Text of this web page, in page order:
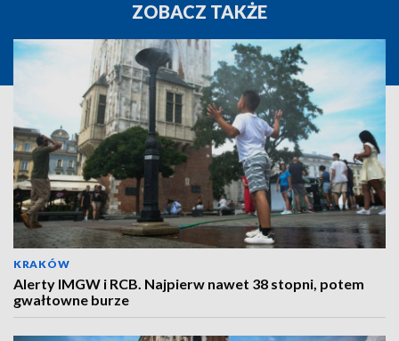
ZOBACZ TAKŻE
KRAKÓW
Alerty IMGW i RCB. Najpierw nawet 38 stopni, potem
gwałtowne burze